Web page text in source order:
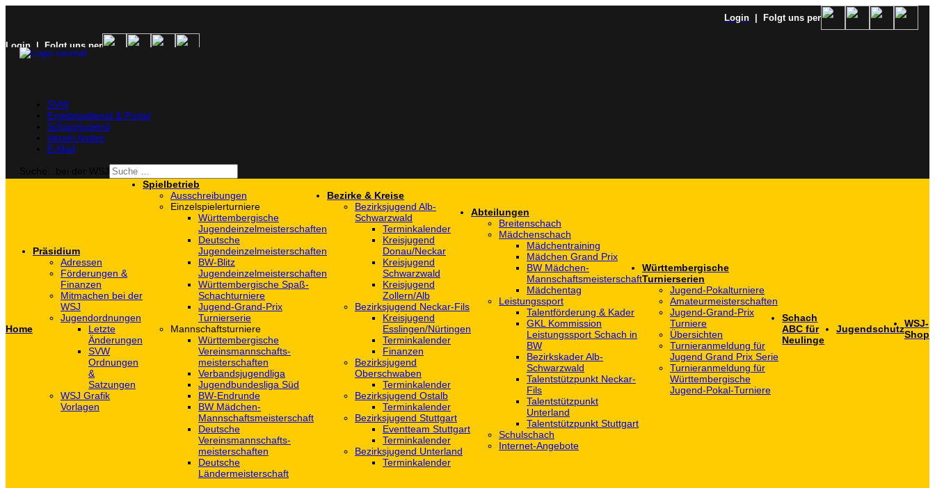
Login | Folgt uns per
Login | Folgt uns per
SVW
Ergebnisdienst & Portal
Schachjugend
Verein finden
E-Mail
Home
Präsidium
Adressen
Förderungen &
Finanzen
Mitmachen bei der
WSJ
Jugendordnungen
Letzte
Änderungen
SVW
Ordnungen
&
Satzungen
WSJ Grafik
Vorlagen
Spielbetrieb
Ausschreibungen
Einzelspielerturniere
Württembergische
Jugendeinzelmeisterschaften
Deutsche
Jugendeinzelmeisterschaften
BW-Blitz
Jugendeinzelmeisterschaften
Württembergische Spaß-
Schachturniere
Jugend-Grand-Prix
Turnierserie
Mannschaftsturniere
Württembergische
Vereinsmannschafts-
meisterschaften
Verbandsjugendliga
Jugendbundesliga Süd
BW-Endrunde
BW Mädchen-
Mannschaftsmeisterschaft
Deutsche
Vereinsmannschafts-
meisterschaften
Deutsche
Ländermeisterschaft
Bezirke & Kreise
Bezirksjugend Alb-
Schwarzwald
Terminkalender
Kreisjugend
Donau/Neckar
Kreisjugend
Schwarzwald
Kreisjugend
Zollern/Alb
Bezirksjugend Neckar-Fils
Kreisjugend
‎Esslingen/Nürtingen
Terminkalender
Finanzen
Bezirksjugend
Oberschwaben
Terminkalender
Bezirksjugend Ostalb
Terminkalender
Bezirksjugend Stuttgart
‎Eventteam Stuttgart
Terminkalender
Bezirksjugend Unterland
Terminkalender
Abteilungen
Breitenschach
Mädchenschach
Mädchentraining
Mädchen Grand Prix
BW Mädchen-
Mannschaftsmeisterschaft
Mädchentag
Leistungssport
Talentförderung & Kader
GKL Kommission
Leistungssport Schach in
BW
Bezirkskader Alb-
Schwarzwald
Talentstützpunkt Neckar-
Fils
Talentstützpunkt
Unterland
Talentstützpunkt Stuttgart
Schulschach
Internet-Angebote
Württembergische
Turnierserien
Jugend-Pokalturniere
Amateurmeisterschaften
Jugend-Grand-Prix
Turniere
Übersichten
Turnieranmeldung für
Jugend Grand Prix Serie
Turnieranmeldung für
Württembergische
Jugend-Pokal-Turniere
Schach
ABC für
Neulinge
JugendschutzWSJ-
Shop